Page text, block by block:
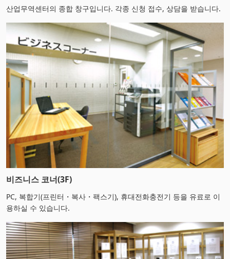
산업무역센터의 종합 창구입니다. 각종 신청 접수, 상담을 받습니다.
비즈니스 코너(3F)
PC, 복합기(프린터・복사・팩스기), 휴대전화충전기 등을 유료로 이
용하실 수 있습니다.